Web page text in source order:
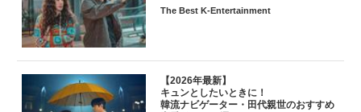
The Best K-Entertainment
【2026年最新】
キュンとしたいときに！
韓流ナビゲーター・田代親世のおすすめ